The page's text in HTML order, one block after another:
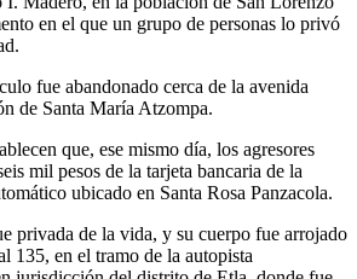
en el que un grupo de personas lo privó
fue abandonado cerca de la avenida
de Santa María Atzompa.
que, ese mismo día, los agresores
mil pesos de la tarjeta bancaria de la
ubicado en Santa Rosa Panzacola.
privada de la vida, y su cuerpo fue arrojado
135, en el tramo de la autopista